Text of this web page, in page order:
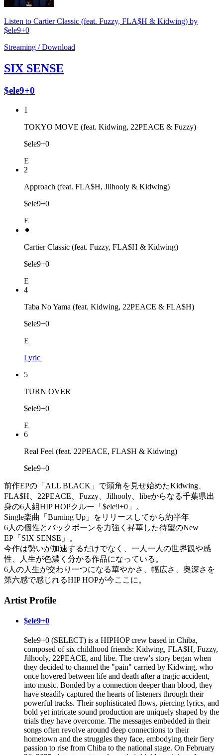
Listen to Cartier Classic (feat. Fuzzy, FLA$H & Kidwing) by
$ele9+0
Streaming / Download
SIX SENSE
$ele9+0
1
TOKYO MOVE (feat. Kidwing, 22PEACE & Fuzzy)
$ele9+0
E
2
Approach (feat. FLA$H, Jilhooly & Kidwing)
$ele9+0
E
⚫︎
Cartier Classic (feat. Fuzzy, FLA$H & Kidwing)
$ele9+0
E
4
Taba No Yama (feat. Kidwing, 22PEACE & FLA$H)
$ele9+0
E
Lyric
5
TURN OVER
$ele9+0
E
6
Real Feel (feat. 22PEACE, FLA$H & Kidwing)
$ele9+0
前作EPの「ALL BLACK」で頭角を見せ始めたKidwing、
FLA$H、22PEACE、Fuzzy、Jilhooly、libeからなる千葉県出
身の6人組HIP HOPクルー「$ele9+0」。
Single楽曲「Burning Up」をリリースしてから約半年
6人の個性とバックボーンを力強く昇華した待望のNew
EP「SIX SENSE」。
今作は勢いが加速するだけでなく、一人一人の世界観や感
性、人生が色濃く分かる作品になっている。
6人の人生が交わり一つになる華やかさ、幅広さ、奥深さを
第六感で感じれるHIP HOPが今ここに。
Artist Profile
$ele9+0
$ele9+0 (SELECT) is a HIPHOP crew based in Chiba,
composed of six childhood friends: Kidwing, FLA$H, Fuzzy,
Jilhooly, 22PEACE, and libe. The crew's story began when
they decided to channel the "pain" carried by Kidwing, who
once hovered between life and death after a tragic accident,
into music. Bonded by a connection deeper than blood, they
have steadily captured the hearts of listeners through their
powerful tracks. Their sophisticated flows, piercing lyrics, and
bold yet intricate sound production are uniquely shaped by the
trials they have overcome. The messages embedded in their
songs often revolve around deep connections to their
hometown and the struggles they face, embodying their fiery
passion to rise from Chiba to the national stage. On February